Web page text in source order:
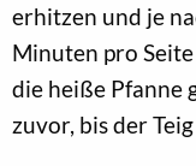
erhitzen und je
Minuten pro
die heiße Pfanne
zuvor, bis der